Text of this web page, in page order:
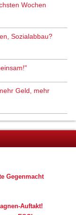
Wochen
Sozialabbau?
Geld, mehr
Gegenmacht
Auftakt!